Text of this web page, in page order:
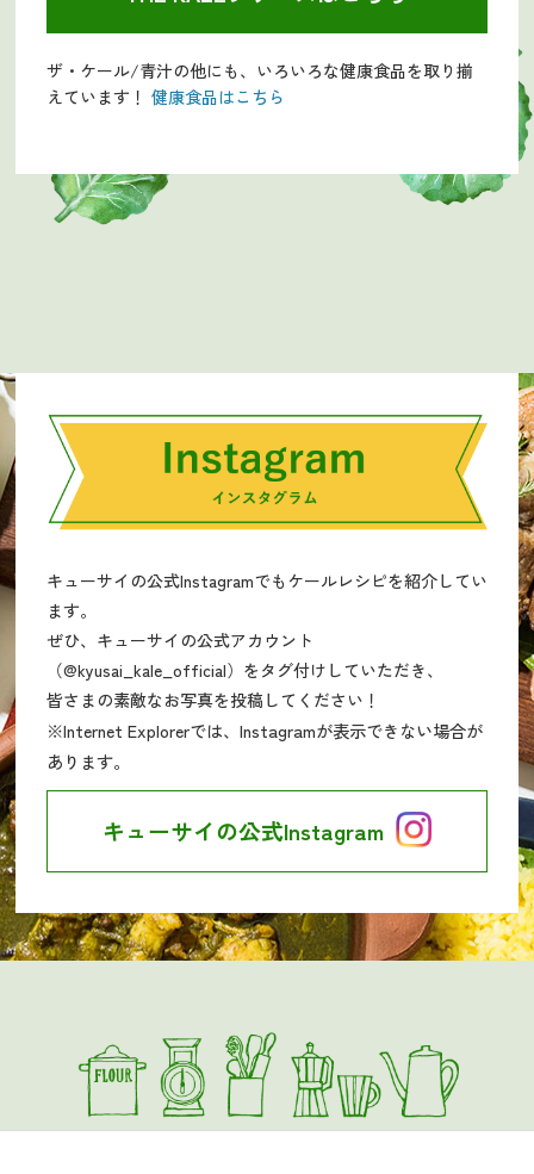
ザ・ケール/青汁の他にも、いろいろな健康食品を取り揃
えています！ 健康食品はこちら
キューサイの公式Instagramでもケールレシピを紹介してい
ます。
ぜひ、キューサイの公式アカウント
（@kyusai_kale_official）をタグ付けしていただき、
皆さまの素敵なお写真を投稿してください！
※Internet Explorerでは、Instagramが表示できない場合が
あります。
キューサイの公式Instagram